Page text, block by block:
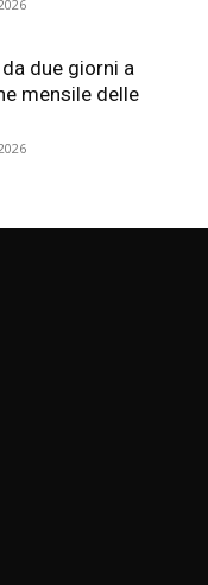
due giorni a
mensile delle